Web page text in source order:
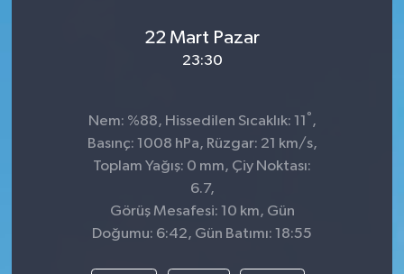
22 Mart Pazar
23:30
Nem: %88, Hissedilen Sıcaklık: 11 ° ,
Basınç: 1008 hPa, Rüzgar: 21 km/s,
Toplam Yağış: 0 mm, Çiy Noktası:
6.7,
Görüş Mesafesi: 10 km, Gün
Doğumu: 6:42, Gün Batımı: 18:55